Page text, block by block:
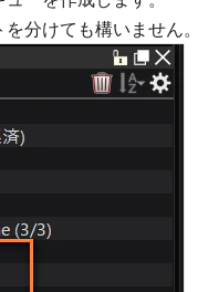
分けても構いません。